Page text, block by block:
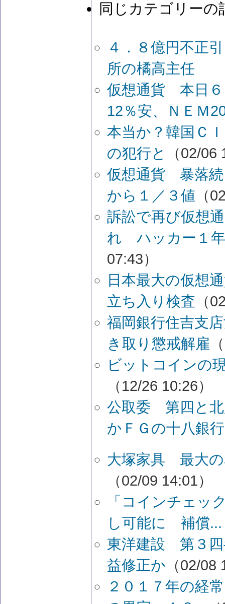
同じカテゴリーの
４．８億円不正
所の橘高主任
仮想通貨 本日
12％安、ＮＥＭ
本当か？韓国Ｃ
の犯行と
（02/
仮想通貨 暴落続
から１／３値 （
訴訟で再び仮想
れ ハッカー１
07:43）
日本最大の仮想
立ち入り検査 （
福岡銀行住吉支
き取り懲戒解雇
ビットコインの
（12/26 10:26）
公取委 第四と
かＦＧの十八銀行
大塚家具 最大
（02/09 14:01）
「コインチェッ
し可能に 補償...
東洋建設 第３
益修正か （02/08
２０１７年の経